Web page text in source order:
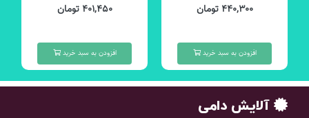
۴۴۰,۳۰۰ تومان
افزودن به سبد خرید
۴۰۱,۴۵۰ تومان
افزودن به سبد خرید
آلایش دامی